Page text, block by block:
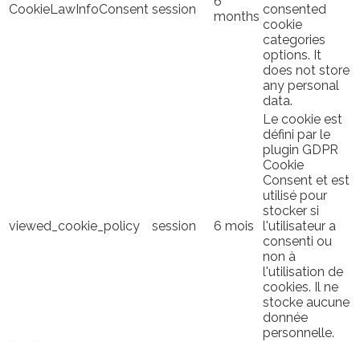
CookieLawInfoConsent session
months consented
cookie
categories
options. It
does not store
any personal
data.
viewed_cookie_policy session 6 mois
Le cookie est
défini par le
plugin GDPR
Cookie
Consent et est
utilisé pour
stocker si
l'utilisateur a
consenti ou
non à
l'utilisation de
cookies. Il ne
stocke aucune
donnée
personnelle.